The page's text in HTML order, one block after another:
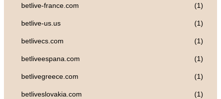
betlive-france.com (1)
betlive-us.us (1)
betlivecs.com (1)
betliveespana.com (1)
betlivegreece.com (1)
betliveslovakia.com (1)